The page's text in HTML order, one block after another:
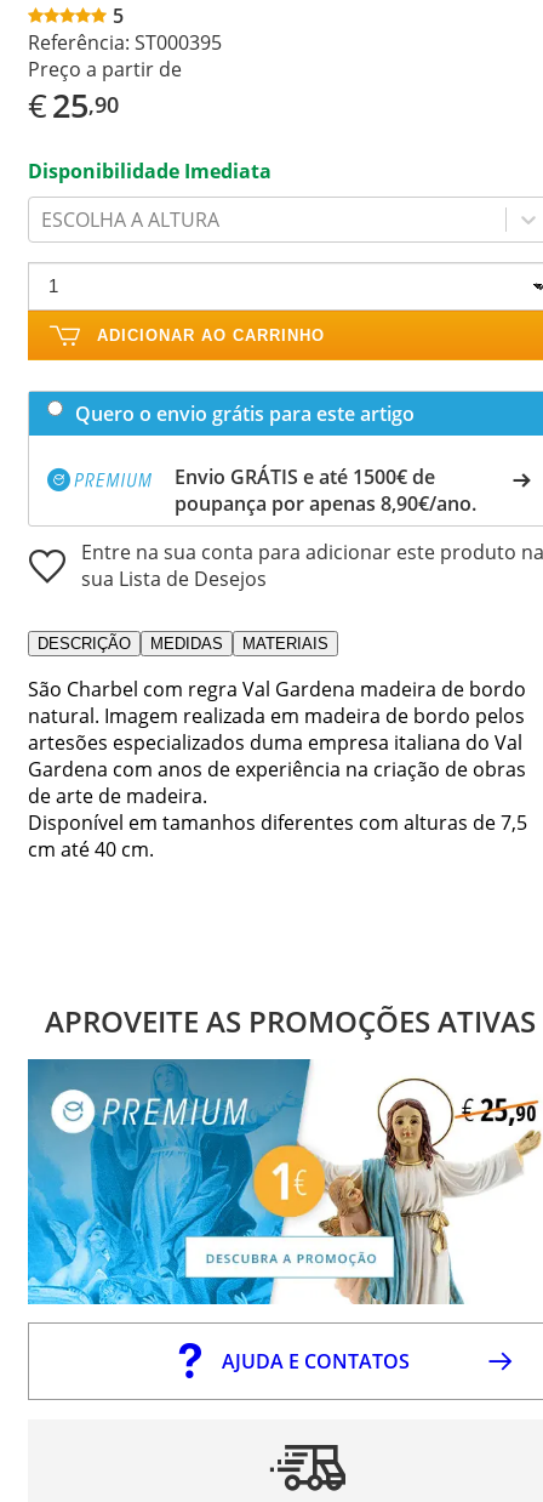
5
Referência: ST000395
Preço a partir de
€25,90
Disponibilidade Imediata
ESCOLHA A ALTURA
ADICIONAR AO CARRINHO
Quero o envio grátis para este artigo
Envio GRÁTIS e até 1500€ de
poupança por apenas 8,90€/ano.
Entre na sua conta para adicionar este produto na
sua Lista de Desejos
DESCRIÇÃO MEDIDAS MATERIAIS
São Charbel com regra Val Gardena madeira de bordo
natural. Imagem realizada em madeira de bordo pelos
artesões especializados duma empresa italiana do Val
Gardena com anos de experiência na criação de obras
de arte de madeira.
Disponível em tamanhos diferentes com alturas de 7,5
cm até 40 cm.
APROVEITE AS PROMOÇÕES ATIVAS
AJUDA E CONTATOS